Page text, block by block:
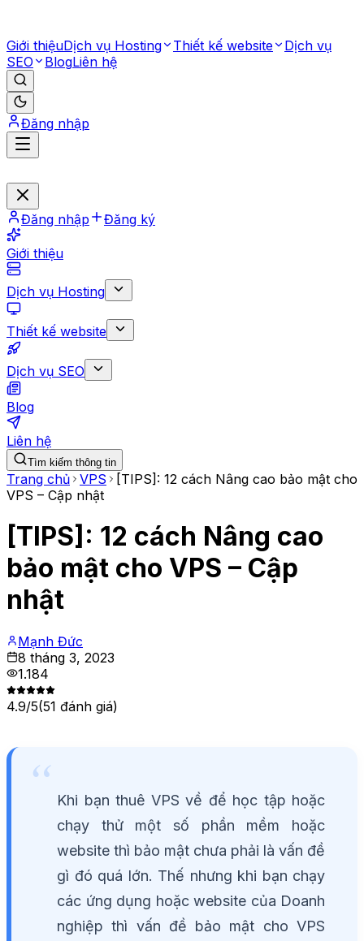
Giới thiệuDịch vụ Hosting Thiết kế website
Dịch vụ
SEO
BlogLiên hệ
Đăng nhập
Đăng nhập Đăng ký
Giới thiệu
Dịch vụ Hosting
Thiết kế website
Dịch vụ SEO
Blog
Liên hệ
Tìm kiếm thông tin
Trang chủ VPS
[TIPS]: 12 cách Nâng cao bảo mật cho
VPS – Cập nhật
[TIPS]: 12 cách Nâng cao
bảo mật cho VPS – Cập
nhật
Mạnh Đức
8 tháng 3, 2023
1.184
4.9/5(51 đánh giá)
Khi bạn thuê VPS về để học tập hoặc
chạy thử một số phần mềm hoặc
website thì bảo mật chưa phải là vấn đề
gì đó quá lớn. Thế nhưng khi bạn chạy
các ứng dụng hoặc website của Doanh
nghiệp thì vấn đề bảo mật cho VPS